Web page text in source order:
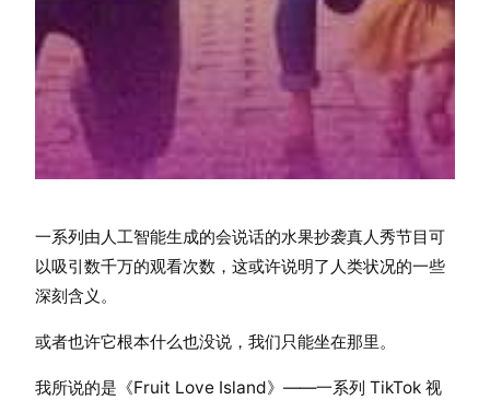
一系列由人工智能生成的会说话的水果抄袭真人秀节目可
以吸引数千万的观看次数，这或许说明了人类状况的一些
深刻含义。
或者也许它根本什么也没说，我们只能坐在那里。
我所说的是《Fruit Love Island》——一系列 TikTok 视